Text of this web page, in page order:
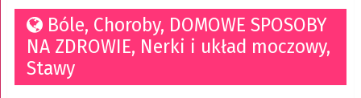
Bóle, Choroby, DOMOWE SPOSOBY
NA ZDROWIE, Nerki i układ moczowy,
Stawy